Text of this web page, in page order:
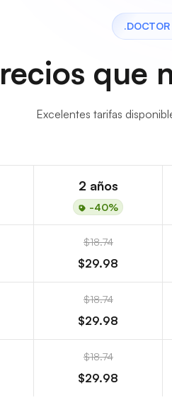
.DOCTOR
que
Excelentes tarifas
2 años
-40%
$18.74
$29.98
$18.74
$29.98
$18.74
$29.98